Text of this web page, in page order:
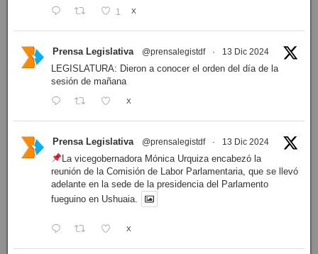
1 X
Prensa Legislativa @prensalegistdf · 13 Dic 2024
LEGISLATURA: Dieron a conocer el orden del día de la
sesión de mañana
X
Prensa Legislativa @prensalegistdf · 13 Dic 2024
La vicegobernadora Mónica Urquiza encabezó la
reunión de la Comisión de Labor Parlamentaria, que se llevó
adelante en la sede de la presidencia del Parlamento
fueguino en Ushuaia.
X